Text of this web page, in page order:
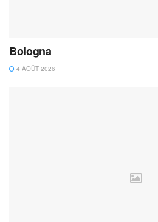
Bologna
4 AOÛT 2026